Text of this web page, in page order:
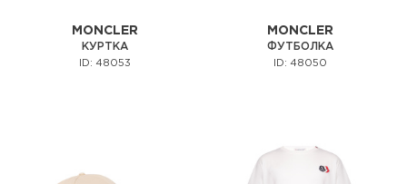
MONCLER
КУРТКА
ID: 48053
MONCLER
ФУТБОЛКА
ID: 48050